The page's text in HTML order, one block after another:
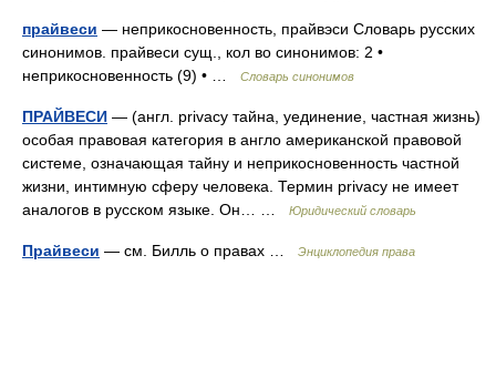
прайвеси — неприкосновенность, прайвэси Словарь русских
синонимов. прайвеси сущ., кол во синонимов: 2 •
неприкосновенность (9) • …
Словарь синонимов
ПРАЙВЕСИ — (англ. privacy тайна, уединение, частная жизнь)
особая правовая категория в англо американской правовой
системе, означающая тайну и неприкосновенность частной
жизни, интимную сферу человека. Термин privacy не имеет
аналогов в русском языке. Он… …
Юридический словарь
Прайвеси — см. Билль о правах … Энциклопедия права